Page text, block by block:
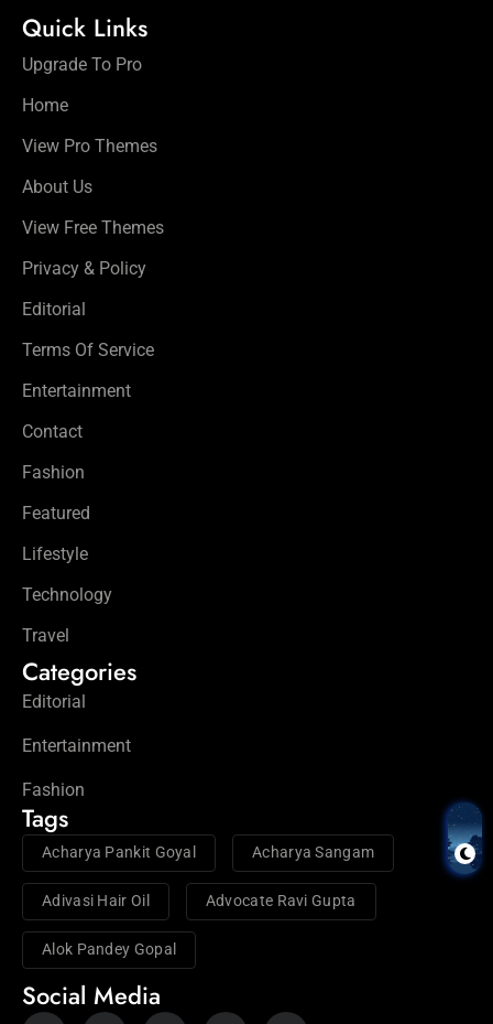
Quick Links
Upgrade To Pro
Home
View Pro Themes
About Us
View Free Themes
Privacy & Policy
Editorial
Terms Of Service
Entertainment
Contact
Fashion
Featured
Lifestyle
Technology
Travel
Categories
Editorial
Entertainment
Fashion
Tags
Acharya Pankit Goyal Acharya Sangam
Adivasi Hair Oil Advocate Ravi Gupta
Alok Pandey Gopal
Social Media